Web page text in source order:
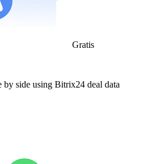
Gratis
by side using Bitrix24 deal data